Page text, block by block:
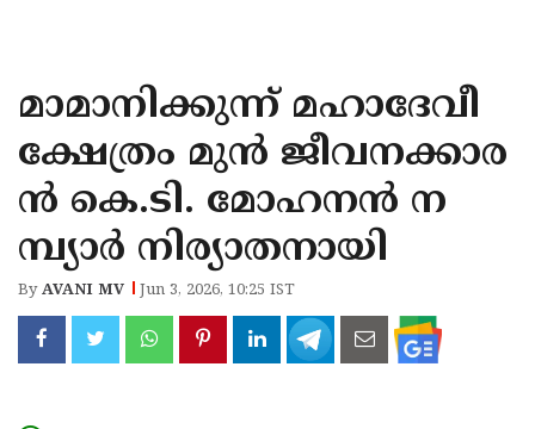
KANNUR
KASARAGOD
മാമാനിക്കുന്ന് മഹാദേവീ
ക്ഷേത്രം മുൻ ജീവനക്കാര
ൻ കെ.ടി. മോഹനൻ ന
മ്പ്യാർ നിര്യാതനായി
ByAVANI MV Jun 3, 2026, 10:25 IST